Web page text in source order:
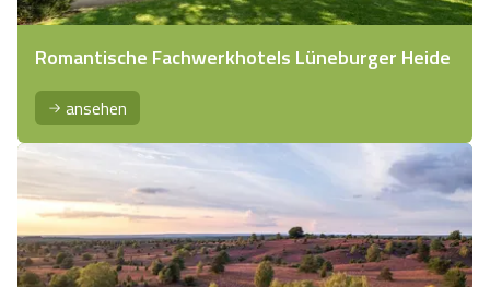
Romantische Fachwerkhotels Lüneburger Heide
ansehen